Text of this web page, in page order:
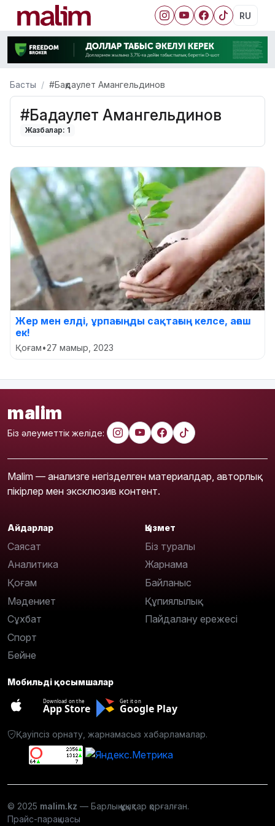
RU
Басты #Бақдаулет Аман­гельдинов
#Бақдаулет Аман­гельдинов
Жазбалар: 1
Жер мен елді, ұрпағыңды сақтағың келсе, ағаш
ек!
Қоғам•27 мамыр, 2023
malim
Біз әлеуметтік желіде:
Malim — анализге негізделген материалдар, авторлық
пікірлер мен эксклюзив контент.
Айдарлар
Саясат
Аналитика
Қоғам
Мәдениет
Сұхбат
Спорт
Бейне
Қызмет
Біз туралы
Жарнама
Байланыс
Құпиялылық
Пайдалану ережесі
Мобильді қосымшалар
Download on the
App Store
Get it on
Google Play
Қауіпсіз орнату, жарнамасыз хабарламалар.
© 2025 malim.kz — Барлық құқықтар қорғалған.
Прайс-парақшасы